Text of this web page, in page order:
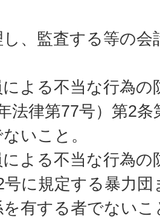
し、監査する等の
よる不当な行為の
法律第77号）第2
いこと。
よる不当な行為の
号に規定する暴力
有する者でないこ